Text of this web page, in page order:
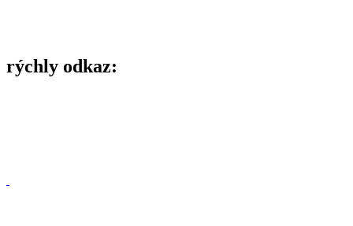
rýchly odkaz: